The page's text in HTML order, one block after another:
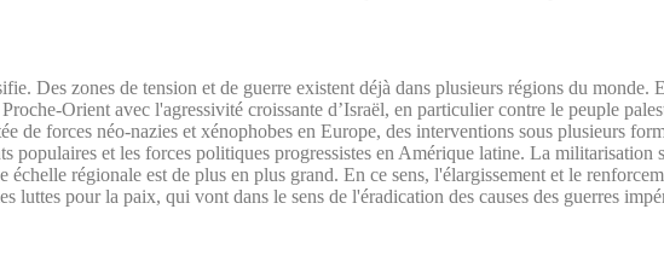
Des zones de tension et de guerre existent déjà dans plusieurs régions du monde.
Orient avec l'agressivité croissante d’Israël, en particulier contre le peuple
de forces néo-nazies et xénophobes en Europe, des interventions sous plusieurs
populaires et les forces politiques progressistes en Amérique latine. La militarisation
échelle régionale est de plus en plus grand. En ce sens, l'élargissement et le
luttes pour la paix, qui vont dans le sens de l'éradication des causes des guerres